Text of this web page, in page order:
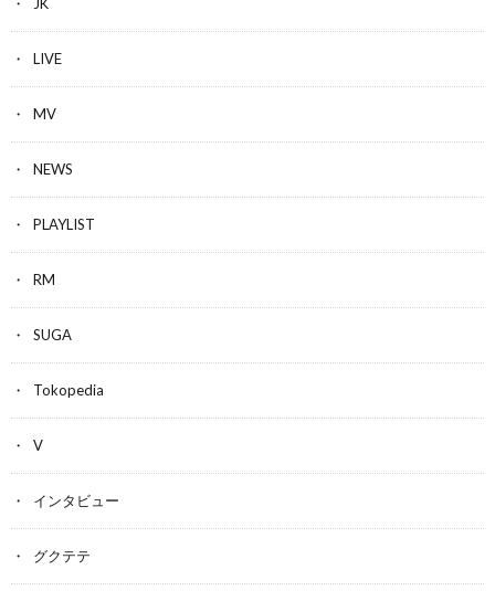
LIVE
MV
NEWS
PLAYLIST
RM
SUGA
Tokopedia
V
インタビュー
グクテテ